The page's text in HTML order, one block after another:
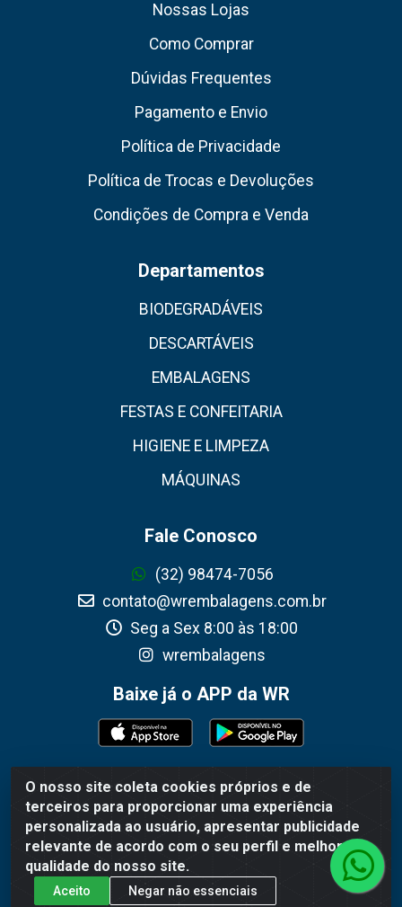
O nosso site coleta cookies próprios e de
terceiros para proporcionar uma experiência
personalizada ao usuário, apresentar publicidade
relevante de acordo com o seu perfil e melhorar a
qualidade do nosso site.
Aceito Negar não essenciais
Nossas Lojas
Como Comprar
Dúvidas Frequentes
Pagamento e Envio
Política de Privacidade
Política de Trocas e Devoluções
Condições de Compra e Venda
Departamentos
BIODEGRADÁVEIS
DESCARTÁVEIS
EMBALAGENS
FESTAS E CONFEITARIA
HIGIENE E LIMPEZA
MÁQUINAS
Fale Conosco
(32) 98474-7056
contato@wrembalagens.com.br
Seg a Sex 8:00 às 18:00
wrembalagens
Baixe já o APP da WR
WR Embalagens - R. Cel. Teodoro Gomes de Araújo, 1360 -
Grogotó - Barbacena / MG - CEP 36202-628 - CNPJ
02.692.206/0001-55